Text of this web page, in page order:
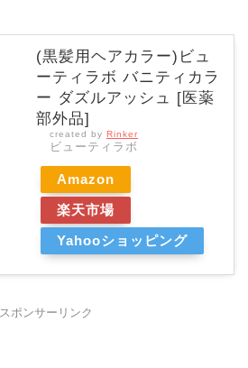
(黒髪用ヘアカラー)ビュ
ーティラボ バニティカラ
ー ダズルアッシュ [医薬
部外品]
created by Rinker
ビューティラボ
Amazon
楽天市場
Yahooショッピング
スポンサーリンク